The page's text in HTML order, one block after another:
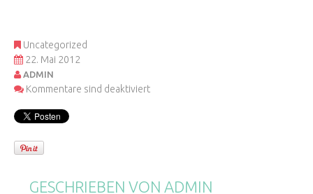
Uncategorized
22. Mai 2012
ADMIN
Kommentare sind deaktiviert
GESCHRIEBEN VON ADMIN